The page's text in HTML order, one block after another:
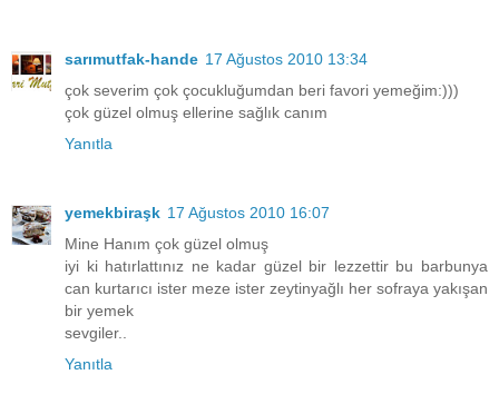
sarımutfak-hande 17 Ağustos 2010 13:34
çok severim çok çocukluğumdan beri favori yemeğim:)))
çok güzel olmuş ellerine sağlık canım
Yanıtla
yemekbiraşk 17 Ağustos 2010 16:07
Mine Hanım çok güzel olmuş
iyi ki hatırlattınız ne kadar güzel bir lezzettir bu barbunya
can kurtarıcı ister meze ister zeytinyağlı her sofraya yakışan
bir yemek
sevgiler..
Yanıtla